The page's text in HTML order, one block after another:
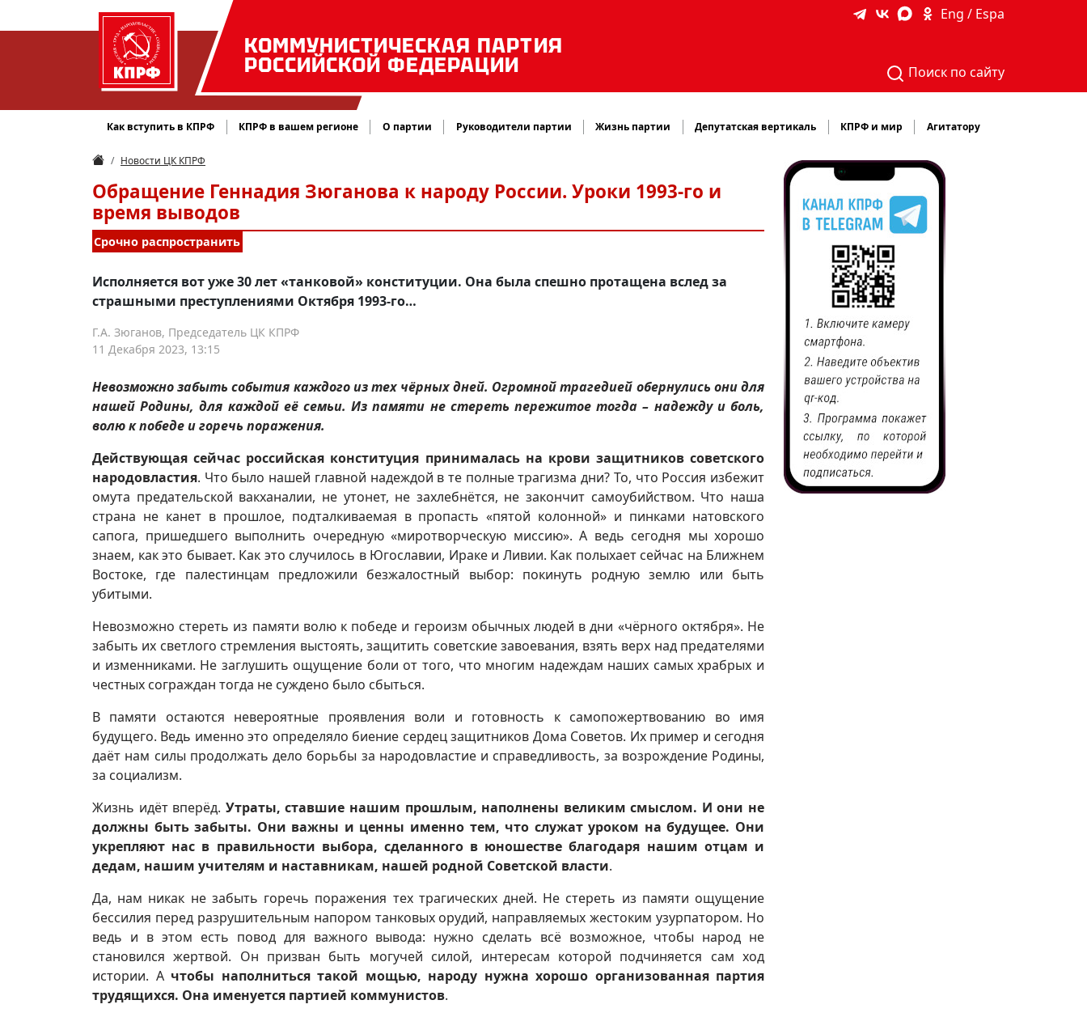
КОММУНИСТИЧЕСКАЯ ПАРТИЯ
РОССИЙСКОЙ ФЕДЕРАЦИИ
Eng / Espa
Поиск по сайту
Как вступить в КПРФ КПРФ в вашем регионе О партии Руководители партии Жизнь партии Депутатская вертикаль КПРФ и мир Агитатору
Новости ЦК КПРФ
Обращение Геннадия Зюганова к народу России. Уроки 1993-го и
время выводов
Срочно распространить
Исполняется вот уже 30 лет «танковой» конституции. Она была спешно протащена вслед за
страшными преступлениями Октября 1993-го…
Г.А. Зюганов, Председатель ЦК КПРФ
11 Декабря 2023, 13:15
Невозможно забыть события каждого из тех чёрных дней. Огромной трагедией обернулись они для
нашей Родины, для каждой её семьи. Из памяти не стереть пережитое тогда – надежду и боль,
волю к победе и горечь поражения.
Действующая сейчас российская конституция принималась на крови защитников советского
народовластия. Что было нашей главной надеждой в те полные трагизма дни? То, что Россия избежит
омута предательской вакханалии, не утонет, не захлебнётся, не закончит самоубийством. Что наша
страна не канет в прошлое, подталкиваемая в пропасть «пятой колонной» и пинками натовского
сапога, пришедшего выполнить очередную «миротворческую миссию». А ведь сегодня мы хорошо
знаем, как это бывает. Как это случилось в Югославии, Ираке и Ливии. Как полыхает сейчас на Ближнем
Востоке, где палестинцам предложили безжалостный выбор: покинуть родную землю или быть
убитыми.
Невозможно стереть из памяти волю к победе и героизм обычных людей в дни «чёрного октября». Не
забыть их светлого стремления выстоять, защитить советские завоевания, взять верх над предателями
и изменниками. Не заглушить ощущение боли от того, что многим надеждам наших самых храбрых и
честных сограждан тогда не суждено было сбыться.
В памяти остаются невероятные проявления воли и готовность к самопожертвованию во имя
будущего. Ведь именно это определяло биение сердец защитников Дома Советов. Их пример и сегодня
даёт нам силы продолжать дело борьбы за народовластие и справедливость, за возрождение Родины,
за социализм.
Жизнь идёт вперёд. Утраты, ставшие нашим прошлым, наполнены великим смыслом. И они не
должны быть забыты. Они важны и ценны именно тем, что служат уроком на будущее. Они
укрепляют нас в правильности выбора, сделанного в юношестве благодаря нашим отцам и
дедам, нашим учителям и наставникам, нашей родной Советской власти.
Да, нам никак не забыть горечь поражения тех трагических дней. Не стереть из памяти ощущение
бессилия перед разрушительным напором танковых орудий, направляемых жестоким узурпатором. Но
ведь и в этом есть повод для важного вывода: нужно сделать всё возможное, чтобы народ не
становился жертвой. Он призван быть могучей силой, интересам которой подчиняется сам ход
истории. А чтобы наполниться такой мощью, народу нужна хорошо организованная партия
трудящихся. Она именуется партией коммунистов.